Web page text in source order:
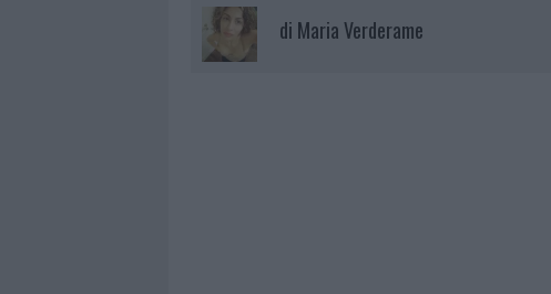
di Maria Verderame